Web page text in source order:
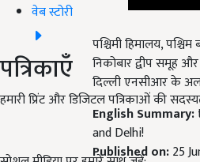
वेब स्टोरी
पत्रिकाएँ
हमारी प्रिंट और डिजिटल पत्रिकाओं की
निकोबार द्वीप समूह और
दिल्ली एनसीआर के
English Summary:
and Delhi!
Published on: